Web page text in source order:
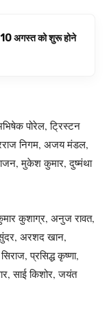
अगस्त को शुरू होने
पोरेल, ट्रिस्टन
निगम, अजय मंडल,
मुकेश कुमार, दुष्मंथा
कुशाग्र, अनुज रावत,
अरशद खान,
प्रसिद्ध कृष्णा,
साई किशोर, जयंत